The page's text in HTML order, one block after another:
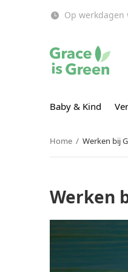
Baby & Kind
Op werkdagen
Home Werken bij
Werken